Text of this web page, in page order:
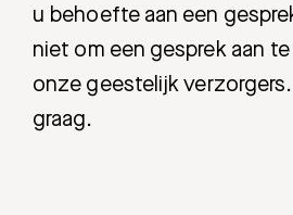
u behoefte aan een
niet om een gesprek aan
onze geestelijk
graag.